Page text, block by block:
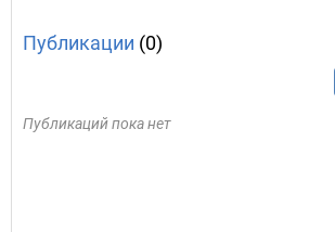
Публикации (0)
Публикаций пока нет